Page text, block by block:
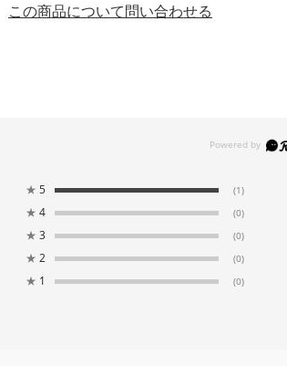
この商品について問い合わせる
★ 5 (1)
★ 4 (0)
★ 3 (0)
★ 2 (0)
★ 1 (0)